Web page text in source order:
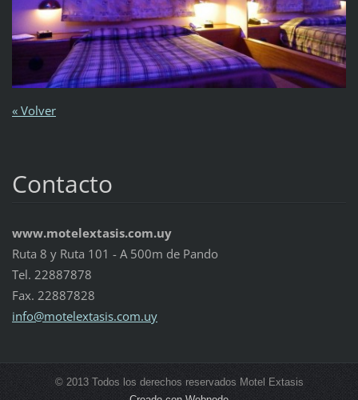
« Volver
Contacto
www.motelextasis.com.uy
Ruta 8 y Ruta 101 - A 500m de Pando
Tel. 22887878
Fax. 22887828
info@motelextasis.com.uy
© 2013 Todos los derechos reservados Motel Extasis